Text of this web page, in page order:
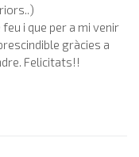
i que per a mi venir
gràcies a
Felicitats!!